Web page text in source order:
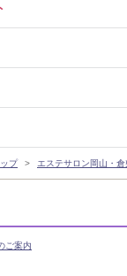
プ エステサロン岡山・
ご案内